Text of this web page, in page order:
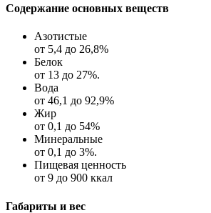
Содержание основных веществ
Азотистые
от 5,4 до 26,8%
Белок
от 13 до 27%.
Вода
от 46,1 до 92,9%
Жир
от 0,1 до 54%
Минеральные
от 0,1 до 3%.
Пищевая ценность
от 9 до 900 ккал
Габариты и вес